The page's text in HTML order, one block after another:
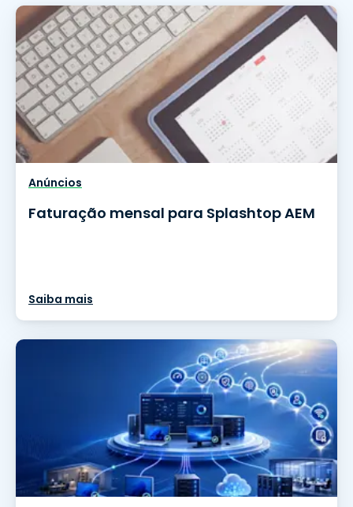
Anúncios
Faturação mensal para Splashtop AEM
Saiba mais